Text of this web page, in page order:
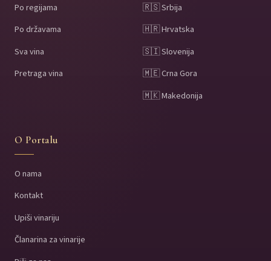
Po regijama
Po državama
Sva vina
Pretraga vina
🇷🇸 Srbija
🇭🇷 Hrvatska
🇸🇮 Slovenija
🇲🇪 Crna Gora
🇲🇰 Makedonija
O Portalu
O nama
Kontakt
Upiši vinariju
Članarina za vinarije